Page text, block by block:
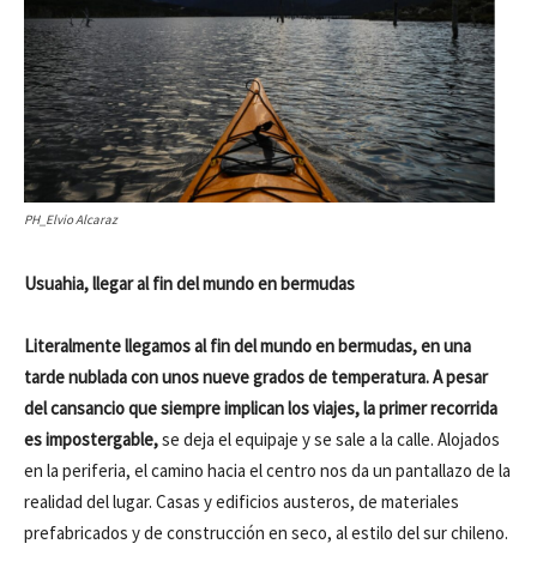
PH_Elvio Alcaraz
Usuahia, llegar al fin del mundo en bermudas
Literalmente llegamos al fin del mundo en bermudas, en una
tarde nublada con unos nueve grados de temperatura. A pesar
del cansancio que siempre implican los viajes, la primer recorrida
es impostergable,se deja el equipaje y se sale a la calle. Alojados
en la periferia, el camino hacia el centro nos da un pantallazo de la
realidad del lugar. Casas y edificios austeros, de materiales
prefabricados y de construcción en seco, al estilo del sur chileno.